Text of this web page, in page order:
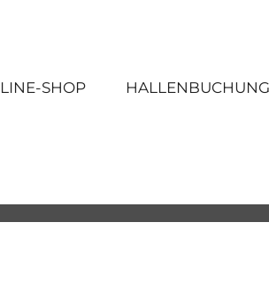
SHOP HALLENBUCHUNG